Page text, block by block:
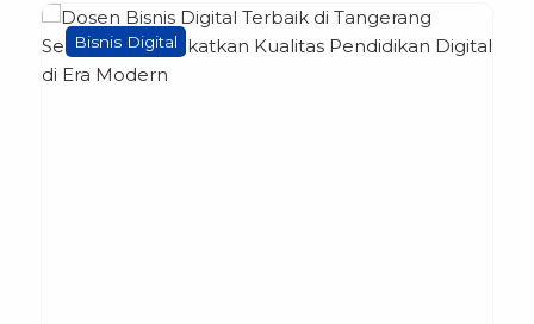
Bisnis Digital